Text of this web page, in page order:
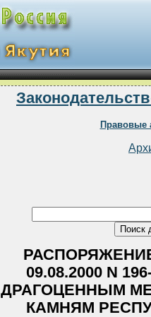
Правовые
09.08.2000 N
ДРАГОЦЕННЫМ
КАМНЯМ